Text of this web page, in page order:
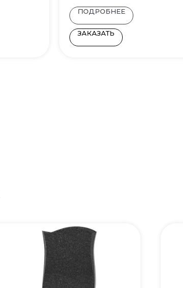
ПОДРОБНЕЕ
ЗАКАЗАТЬ